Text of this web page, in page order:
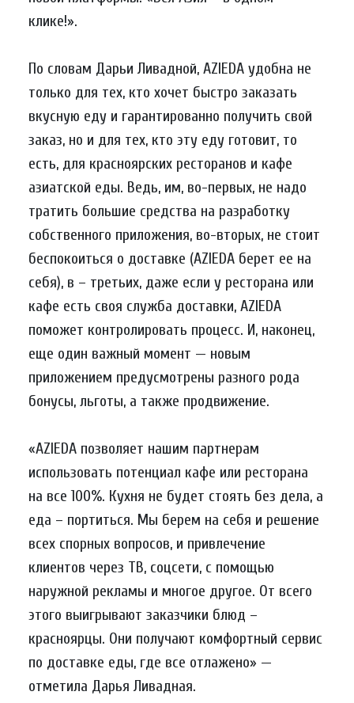
клике!».
По словам Дарьи Ливадной, AZIEDA удобна не
только для тех, кто хочет быстро заказать
вкусную еду и гарантированно получить свой
заказ, но и для тех, кто эту еду готовит, то
есть, для красноярских ресторанов и кафе
азиатской еды. Ведь, им, во-первых, не надо
тратить большие средства на разработку
собственного приложения, во-вторых, не стоит
беспокоиться о доставке (AZIEDA берет ее на
себя), в – третьих, даже если у ресторана или
кафе есть своя служба доставки, AZIEDA
поможет контролировать процесс. И, наконец,
еще один важный момент — новым
приложением предусмотрены разного рода
бонусы, льготы, а также продвижение.
«AZIEDA позволяет нашим партнерам
использовать потенциал кафе или ресторана
на все 100%. Кухня не будет стоять без дела, а
еда – портиться. Мы берем на себя и решение
всех спорных вопросов, и привлечение
клиентов через ТВ, соцсети, с помощью
наружной рекламы и многое другое. От всего
этого выигрывают заказчики блюд –
красноярцы. Они получают комфортный сервис
по доставке еды, где все отлажено» —
отметила Дарья Ливадная.